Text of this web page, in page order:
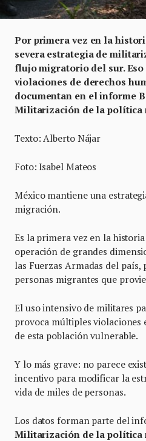
Por primera vez en la
severa estrategia de
flujo migratorio del sur.
violaciones de derechos
documentan en el informe
Militarización de la política
Texto: Alberto Nájar
Foto: Isabel Mateos
México mantiene una
migración.
Es la primera vez en la
operación de grandes
las Fuerzas Armadas del
personas migrantes que
El uso intensivo de militares
provoca múltiples violaciones
de esta población vulnerable.
Y lo más grave: no parece
incentivo para modificar la
vida de miles de personas.
Los datos forman parte del
Militarización de la política